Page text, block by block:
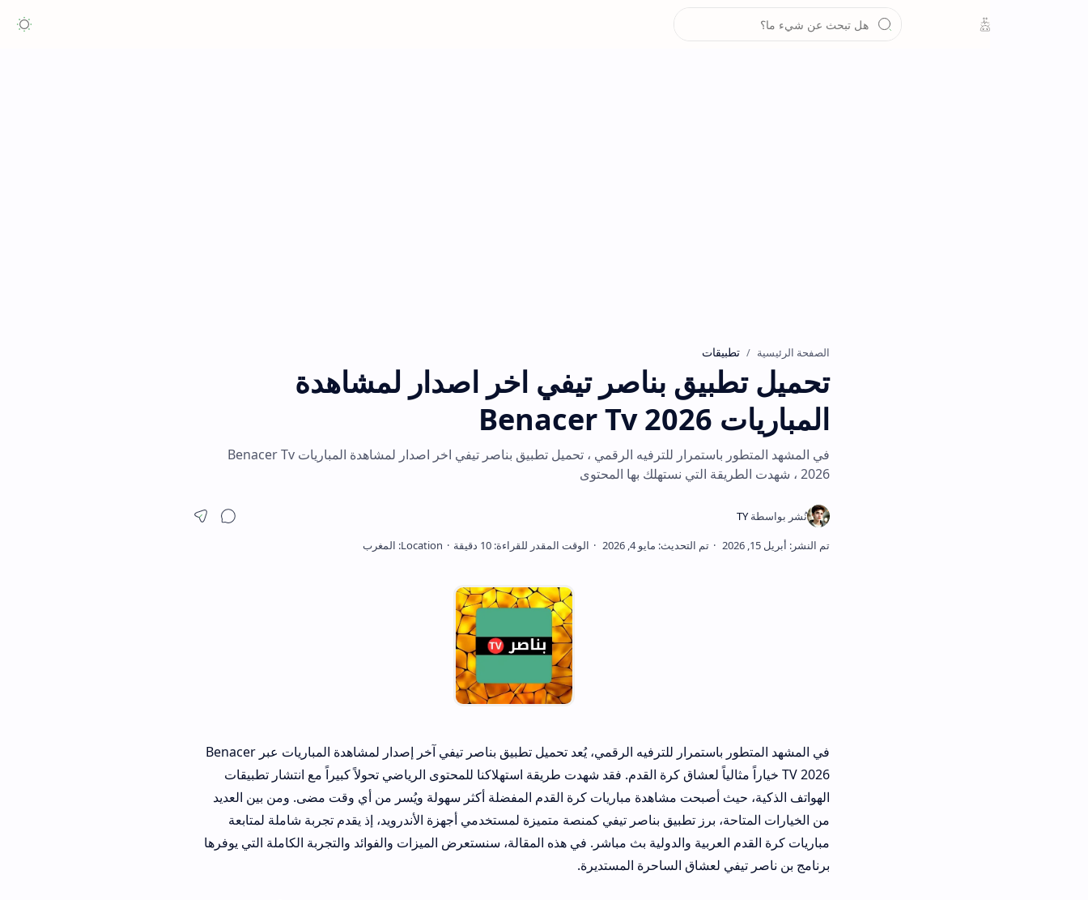
تطبيقات
تحميل تطبيق بناصر تيفي اخر اصدار لمشاهدة
المباريات Benacer Tv 2026
في المشهد المتطور باستمرار للترفيه الرقمي ، تحميل تطبيق بناصر تيفي اخر اصدار لمشاهدة المباريات Benacer Tv
في المشهد المتطور باستمرار للترفيه الرقمي، يُعد تحميل تطبيق بناصر تيفي آخر إصدار لمشاهدة المباريات عبر Benacer
TV 2026 خياراً مثالياً لعشاق كرة القدم. فقد شهدت طريقة استهلاكنا للمحتوى الرياضي تحولاً كبيراً مع انتشار تطبيقات
الهواتف الذكية، حيث أصبحت مشاهدة مباريات كرة القدم المفضلة أكثر سهولة ويُسر من أي وقت مضى. ومن بين العديد
من الخيارات المتاحة، برز تطبيق بناصر تيفي كمنصة متميزة لمستخدمي أجهزة الأندرويد، إذ يقدم تجربة شاملة لمتابعة
مباريات كرة القدم العربية والدولية بث مباشر. في هذه المقالة، سنستعرض الميزات والفوائد والتجربة الكاملة التي يوفرها
برنامج بن ناصر تيفي لعشاق الساحرة المستديرة.